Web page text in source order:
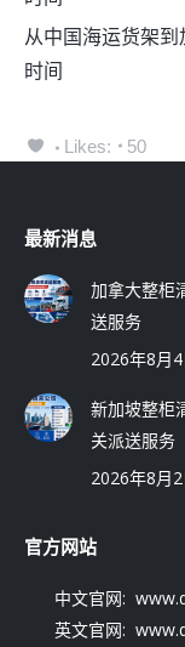
从中国海运货架
时间
Likes: 50
最新消息
加拿大整柜
送服务
2026年8月4
新加坡整柜
关派送服务
2026年8月2
官方网站
中文官网:
英文官网: